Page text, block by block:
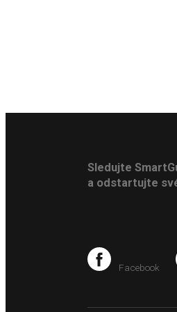
Sledujte
a odstartujte
Facebook